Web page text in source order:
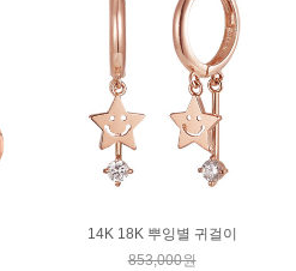
14K 18K 뿌잉별 귀걸이
853,000원